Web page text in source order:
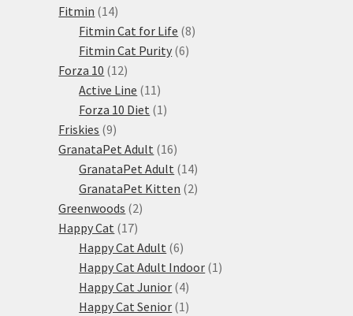
Fitmin 1414
produktů
Fitmin Cat for Life 88
Fitmin Cat Purity 66
Forza 10 1212
produktů
Active Line 11 11
produktů
Forza 10 Diet 1 1
Friskies 99
produktů
GranataPet Adult 1616
produktů
GranataPet Adult 1414
produktů
GranataPet Kitten 22
Greenwoods 22
Happy Cat 1717
produktů
Happy Cat Adult 66
produktů
Happy Cat Adult Indoor 1 1
Happy Cat Junior 44
produkty
Happy Cat Senior 1 1